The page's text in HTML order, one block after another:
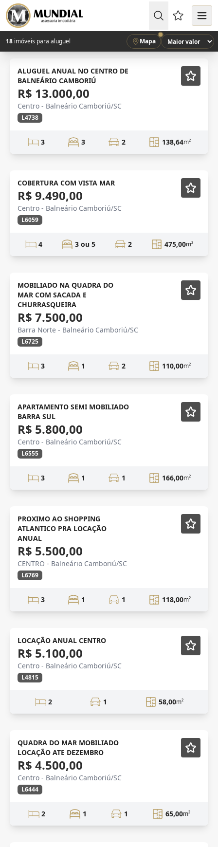
Favoritos
18 imóveis para aluguel Mapa
ALTO PADRÃO Semi-mobiliado
ALUGUEL ANUAL NO CENTRO DE
BALNEÁRIO CAMBORIÚ
R$ 13.000,00
Centro - Balneário Camboriú/SC
L4738
3 3 2 138,64m²
Mobiliado
COBERTURA COM VISTA MAR
R$ 9.490,00
Centro - Balneário Camboriú/SC
L6059
4 3 ou 5 2 475,00m²
ANUAL Mobiliado
MOBILIADO NA QUADRA DO
MAR COM SACADA E
CHURRASQUEIRA
R$ 7.500,00
Barra Norte - Balneário Camboriú/SC
L6725
3 1 2 110,00m²
QUADRA MAR Semi-mobiliado
APARTAMENTO SEMI MOBILIADO
BARRA SUL
R$ 5.800,00
Centro - Balneário Camboriú/SC
L6555
3 1 1 166,00m²
AMPLO APTO
Vídeo
Mobiliado
PROXIMO AO SHOPPING
ATLANTICO PRA LOCAÇÃO
ANUAL
R$ 5.500,00
CENTRO - Balneário Camboriú/SC
L6769
3 1 1 118,00m²
Mobiliado
LOCAÇÃO ANUAL CENTRO
R$ 5.100,00
Centro - Balneário Camboriú/SC
L4815
2 1 58,00m²
ESTUDANTE Mobiliado
QUADRA DO MAR MOBILIADO
LOCAÇÃO ATE DEZEMBRO
R$ 4.500,00
Centro - Balneário Camboriú/SC
L6444
2 1 1 65,00m²